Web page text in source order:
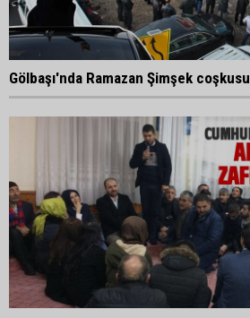
Gölbaşı'nda Ramazan Şimşek coşkusu